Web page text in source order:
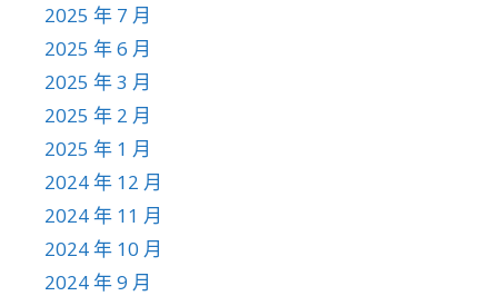
2025 年 7 月
2025 年 6 月
2025 年 3 月
2025 年 2 月
2025 年 1 月
2024 年 12 月
2024 年 11 月
2024 年 10 月
2024 年 9 月